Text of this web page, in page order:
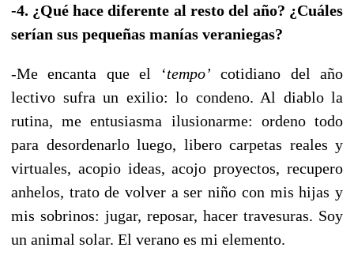
-4. ¿Qué hace diferente al resto del año? ¿Cuáles
serían sus pequeñas manías veraniegas?
-Me encanta que el ‘tempo’ cotidiano del año
lectivo sufra un exilio: lo condeno. Al diablo la
rutina, me entusiasma ilusionarme: ordeno todo
para desordenarlo luego, libero carpetas reales y
virtuales, acopio ideas, acojo proyectos, recupero
anhelos, trato de volver a ser niño con mis hijas y
mis sobrinos: jugar, reposar, hacer travesuras. Soy
un animal solar. El verano es mi elemento.